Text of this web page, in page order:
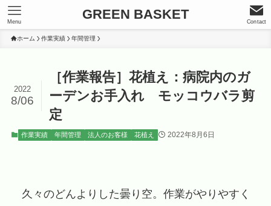
GREEN BASKET Contact
Menu
ホーム 作業実績 年間管理
［作業報告］花植え：病院内のガ
ーデンお手入れ モッコウバラ剪
定
2022
8/06
作業実績 年間管理 法人のお客様 花植え 2022年8月6日
久々のどんよりした曇り空。作業がやりやすく